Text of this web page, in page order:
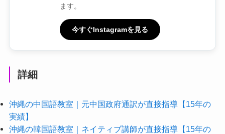
ます。
今すぐInstagramを見る
詳細
沖縄の中国語教室｜元中国政府通訳が直接指導【15年の
実績】
沖縄の韓国語教室｜ネイティブ講師が直接指導【15年の